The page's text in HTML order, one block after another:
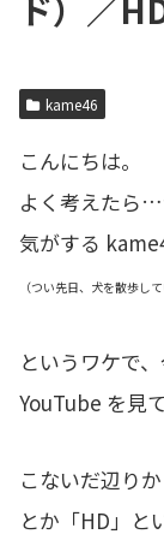
ド）／
kame46
こんにちは。
よく考えたら
気がする
（つい先日、犬を散歩し
というワケで
YouTube を見
こないだ辺り
とか「HD」と